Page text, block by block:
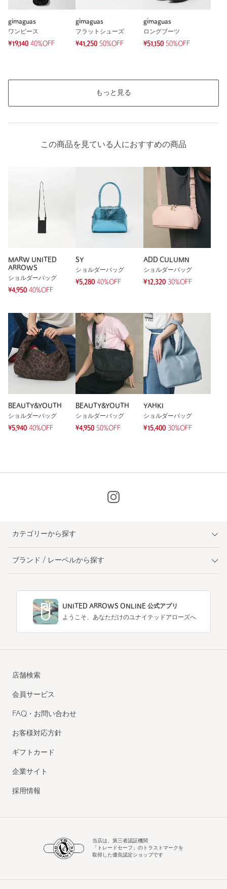
gimaguas
ワンピース
¥19,140 40%OFF
gimaguas
フラットシューズ
¥41,250 50%OFF
gimaguas
ロングブーツ
¥51,150 50%OFF
もっと見る
この商品を見ている人におすすめの商品
MARW UNITED
ARROWS
ショルダーバッグ
¥4,950 40%OFF
SY
ショルダーバッグ
¥5,280 40%OFF
ADD CULUMN
ショルダーバッグ
¥12,320 30%OFF
BEAUTY&YOUTH
ショルダーバッグ
¥5,940 40%OFF
BEAUTY&YOUTH
ショルダーバッグ
¥4,950 50%OFF
YAHKI
ショルダーバッグ
¥15,400 30%OFF
カテゴリーから探す
ブランド / レーベルから探す
UNITED ARROWS ONLINE 公式アプリ
ようこそ、あなただけのユナイテッドアローズへ
店舗検索
会員サービス
FAQ・お問い合わせ
お客様対応方針
ギフトカード
企業サイト
採用情報
当店は、第三者認証機関
「トレードセーフ」のトラストマークを
取得した優良認定ショップです